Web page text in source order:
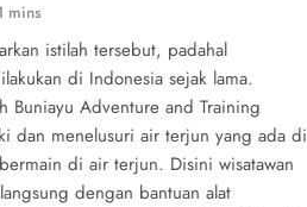
mins
istilah tersebut, padahal
di Indonesia sejak lama.
Buniayu Adventure and Training
dan menelusuri air terjun yang ada di
di air terjun. Disini wisatawan
dengan bantuan alat